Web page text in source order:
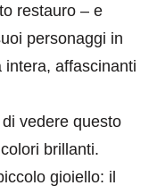
restauro – e
personaggi in
affascinanti
vedere questo
brillanti.
gioiello: il